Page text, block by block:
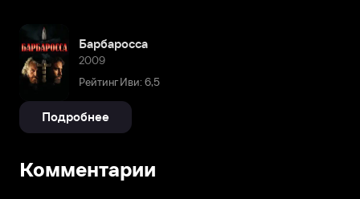
Барбаросса
2009
Рейтинг Иви: 6,5
Подробнее
Комментарии